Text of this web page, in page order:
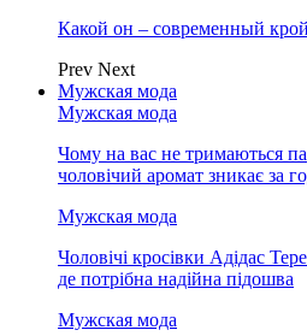
Какой он – современный
Prev Next
Мужская мода
Мужская мода
Чому на вас не тримаються
чоловічий аромат зникає за
Мужская мода
Чоловічі кросівки Адідас
де потрібна надійна підошва
Мужская мода